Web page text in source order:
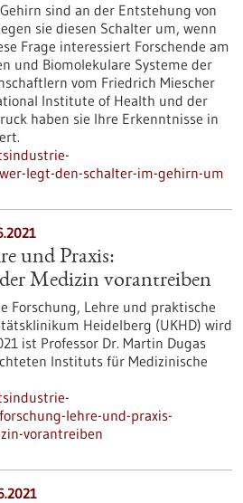
sind an der Entstehung von
sie diesen Schalter um, wenn
Frage interessiert Forschende am
und Biomolekulare Systeme der
vom Friedrich Miescher
Institute of Health und der
haben sie Ihre Erkenntnisse in
legt-den-schalter-im-gehirn-um
und Praxis:
Medizin vorantreiben
Forschung, Lehre und praktische
Heidelberg (UKHD) wird
ist Professor Dr. Martin Dugas
Instituts für Medizinische
lehre-und-praxis-
vorantreiben